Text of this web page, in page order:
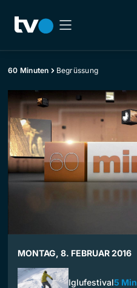
60 Minuten Begrüssung
MONTAG, 8. FEBRUAR 2016
Iglufestival5 Min